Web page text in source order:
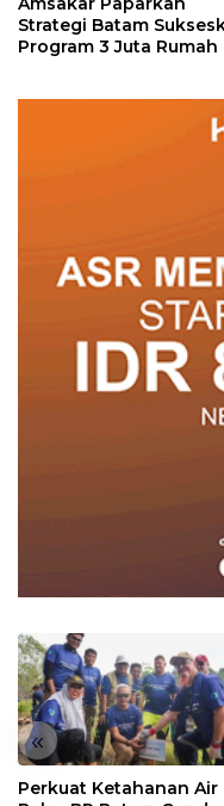
Strategi Batam
Program 3 Juta Rumah
«
Perkuat Ketahanan Air